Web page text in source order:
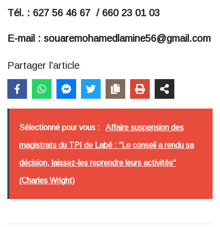
Tél. : 627 56 46 67 / 660 23 01 03
E-mail : souaremohamedlamine56@gmail.com
Partager l'article
Sélectionné pour vous : Affaire suspension des
magistrats du TPI de Labé : "Le conseil a rendu sa
décision, laissez-les reprendre leurs activités"
(Charles Wright)